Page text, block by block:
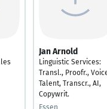
Jan Arnold
Linguistic Services:
Transl., Proofr.,
Talent, Transcr., AI,
Copywrit.
Essen